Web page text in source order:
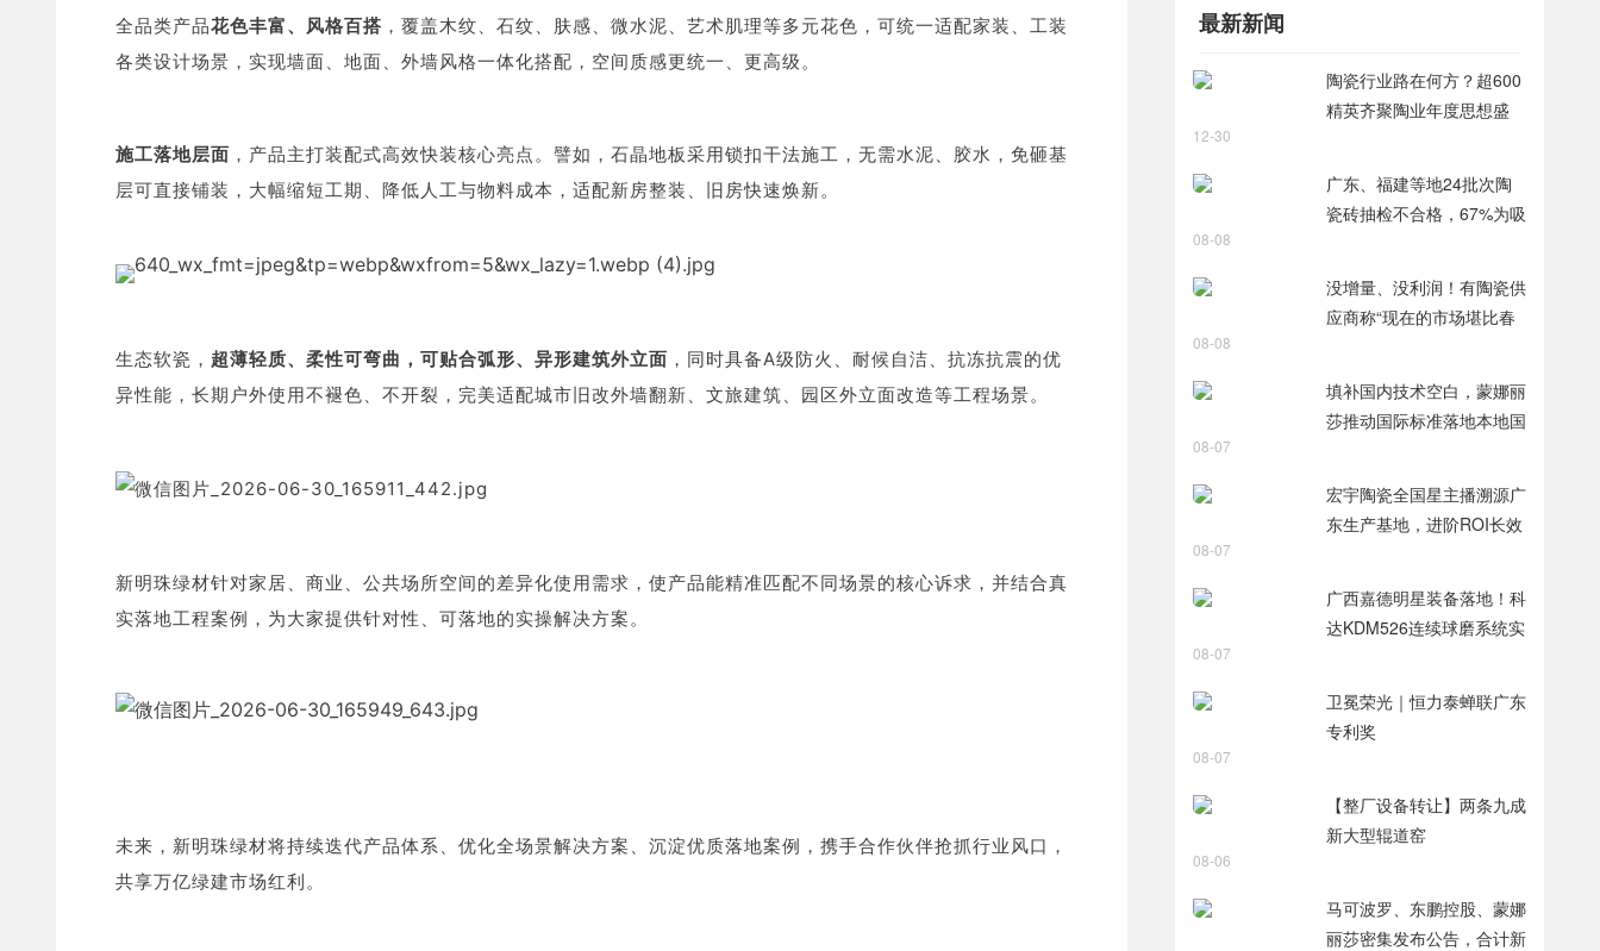
全品类产品花色丰富、风格百搭 ，覆盖木纹、石纹、肤感、微水泥、艺术肌理等多元花色，可统一适配家装、工装
各类设计场景，实现墙面、地面、外墙风格一体化搭配，空间质感更统一、更高级。
施工落地层面 ，产品主打装配式高效快装核心亮点。譬如，石晶地板采用锁扣干法施工，无需水泥、胶水，免砸基
层可直接铺装，大幅缩短工期、降低人工与物料成本，适配新房整装、旧房快速焕新。
生态软瓷， 超薄轻质、柔性可弯曲，可贴合弧形、异形建筑外立面 ，同时具备A级防火、耐候自洁、抗冻抗震的优
异性能，长期户外使用不褪色、不开裂，完美适配城市旧改外墙翻新、文旅建筑、园区外立面改造等工程场景。
新明珠绿材针对家居、商业、公共场所空间的差异化使用需求，使产品能精准匹配不同场景的核心诉求，并结合真
实落地工程案例，为大家提供针对性、可落地的实操解决方案。
未来，新明珠绿材将持续迭代产品体系、优化全场景解决方案、沉淀优质落地案例，携手合作伙伴抢抓行业风口，
共享万亿绿建市场红利。
最新新闻
陶瓷行业路在何方？超600
精英齐聚陶业年度思想盛
12-30
广东、福建等地24批次陶
瓷砖抽检不合格，67%为吸
08-08
没增量、没利润！有陶瓷供
应商称“现在的市场堪比春
08-08
填补国内技术空白，蒙娜丽
莎推动国际标准落地本地国
08-07
宏宇陶瓷全国星主播溯源广
东生产基地，进阶ROI长效
08-07
广西嘉德明星装备落地！科
达KDM526连续球磨系统实
08-07
卫冕荣光｜恒力泰蝉联广东
专利奖
08-07
【整厂设备转让】两条九成
新大型辊道窑
08-06
马可波罗、东鹏控股、蒙娜
丽莎密集发布公告，合计新